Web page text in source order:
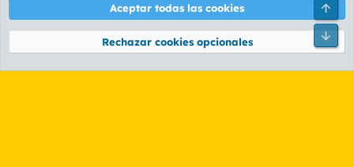
Términos y reglas Política de privacidad Ayuda
Community platform by XenForo® © 2010-2026 XenForo Ltd.
Aceptar todas las cookies
Rechazar cookies opcionales
Pie